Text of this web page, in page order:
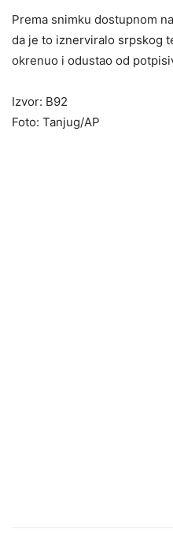
Prema snimku dostupnom
da je to iznerviralo srpskog
okrenuo i odustao od
Izvor: B92
Foto: Tanjug/AP